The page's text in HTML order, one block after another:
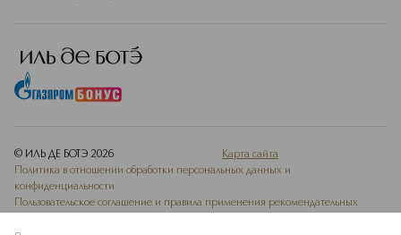
© ИЛЬ ДЕ БОТЭ 2026
Карта сайта
Политика в отношении обработки персональных данных и
конфиденциальности
Пользовательское соглашение и правила применения рекомендательных